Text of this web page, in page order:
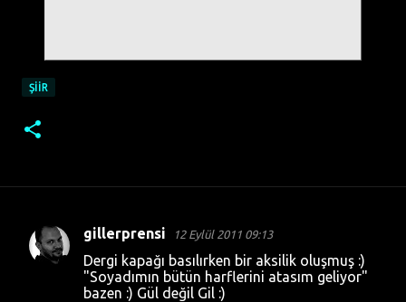
ŞİİR
Y
gillerprensi 12 Eylül 2011 09:13
Dergi kapağı basılırken bir aksilik oluşmuş :)
"Soyadımın bütün harflerini atasım geliyor"
bazen :) Gül değil Gil :)